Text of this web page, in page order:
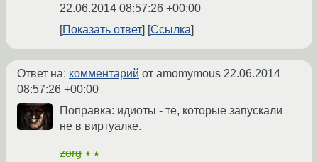
22.06.2014 08:57:26 +00:00
Показать ответ
Ссылка
Ответ на: комментарий от amomymous 22.06.2014
08:57:26 +00:00
Поправка: идиоты - те, которые запускали
не в виртуалке.
zorg ★★